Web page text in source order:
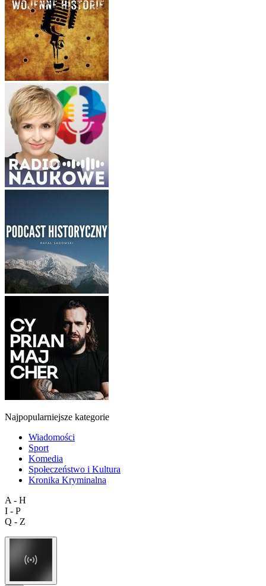
Najpopularniejsze kategorie
Wiadomości
Sport
Komedia
Społeczeństwo i Kultura
Kronika Kryminalna
A - H
I - P
Q - Z